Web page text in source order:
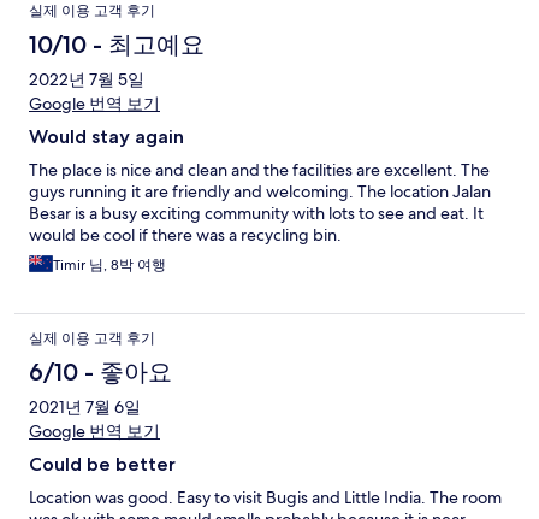
실제 이용 고객 후기
10/10 - 최고예요
2022년 7월 5일
Google 번역 보기
Would stay again
The place is nice and clean and the facilities are excellent. The
guys running it are friendly and welcoming. The location Jalan
Besar is a busy exciting community with lots to see and eat. It
would be cool if there was a recycling bin.
Timir 님, 8박 여행
실제 이용 고객 후기
6/10 - 좋아요
2021년 7월 6일
Google 번역 보기
Could be better
Location was good. Easy to visit Bugis and Little India. The room